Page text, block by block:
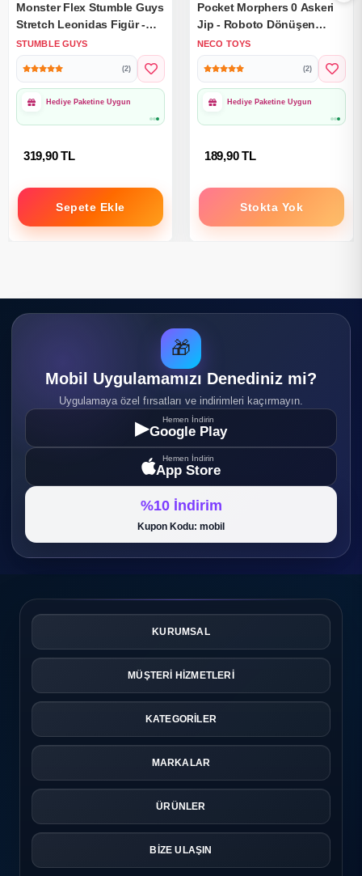
Monster Flex Stumble Guys
Stretch Leonidas Figür -
Stumble Guys Stretch Figür
- Stumble Guys
Oyuncakları
STUMBLE GUYS
(2)
Hediye Paketine Uygun
319,90 TL
Sepete Ekle
Pocket Morphers 0 Askeri
Jip - Roboto Dönüşen
Sayılar - 0 Numara Robot -
Transformers - Robot Sayı
NECO TOYS
(2)
Hediye Paketine Uygun
189,90 TL
Stokta Yok
🎁
Mobil Uygulamamızı Denediniz mi?
Uygulamaya özel fırsatları ve indirimleri kaçırmayın.
▶ Hemen İndirin
Google Play
Hemen İndirin
App Store
%10 İndirim
Kupon Kodu: mobil
KURUMSAL
MÜŞTERİ HİZMETLERİ
KATEGORİLER
MARKALAR
ÜRÜNLER
BİZE ULAŞIN